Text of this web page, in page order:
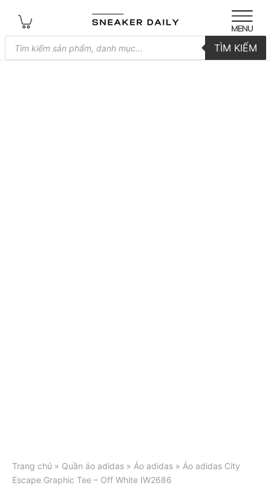
Tìm
kiếm
sản
TÌM KIẾM
Trang chủ » Quần áo adidas » Áo adidas » Áo adidas City
Escape Graphic Tee – Off White IW2686